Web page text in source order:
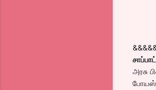
அரசு
போயஸ்